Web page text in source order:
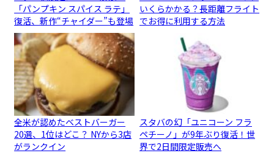
「パンプキン スパイス ラテ」
復活、新作“チャイダー”も登場
いくらかかる？長距離フライト
でお得に利用する方法
全米が認めたベストバーガー
20選、1位はどこ？ NYから3店
がランクイン
スタバの幻「ユニコーン フラ
ペチーノ」が9年ぶり復活！世
界で2日間限定販売へ